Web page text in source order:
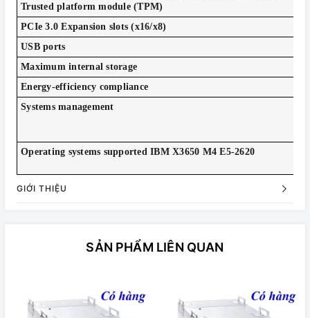
Trusted platform module (TPM)
PCIe 3.0 Expansion slots (x16/x8)
USB ports
Maximum internal storage
Energy-efficiency compliance
Systems management
Operating systems supported IBM X3650 M4 E5-2620
GIỚI THIỆU
SẢN PHẨM LIÊN QUAN